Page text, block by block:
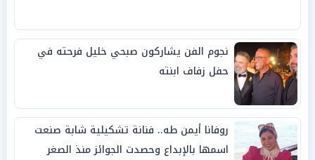
نجوم الفن يشاركون صبحي خليل فرحته في
حفل زفاف ابنته
روفانا أيمن طه.. فنانة تشكيلية شابة صنعت
اسمها بالإبداع وحصدت الجوائز منذ الصغر